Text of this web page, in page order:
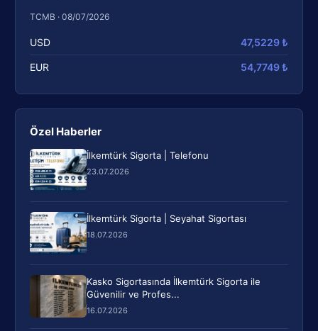
TCMB · 08/07/2026
USD 47,5229 ₺
EUR 54,7749 ₺
Özel Haberler
İlkemtürk Sigorta | Telefonu
23.07.2026
İlkemtürk Sigorta | Seyahat Sigortası
18.07.2026
Kasko Sigortasında İlkemtürk Sigorta ile
Güvenilir ve Profes...
16.07.2026